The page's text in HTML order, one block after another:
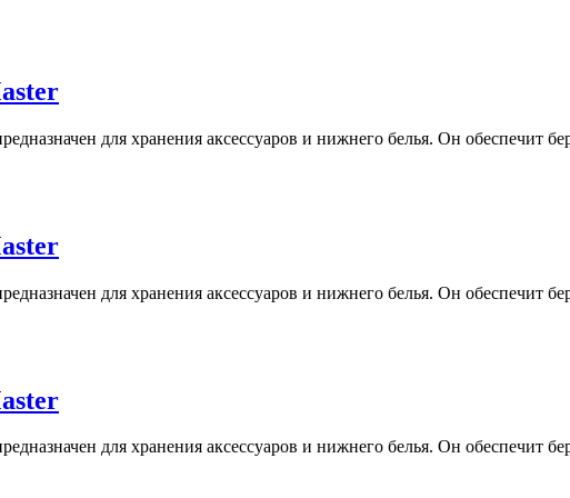
для хранения аксессуаров и нижнего белья. Он обеспечит
для хранения аксессуаров и нижнего белья. Он обеспечит
для хранения аксессуаров и нижнего белья. Он обеспечит